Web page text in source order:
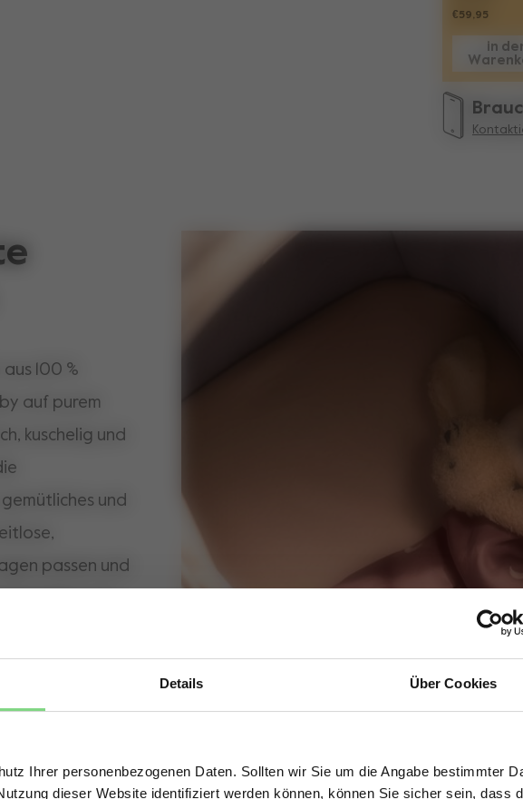
Details Über Cookies
Ihrer personenbezogenen Daten. Sollten wir Sie um die Angabe bestimmter
dieser Website identifiziert werden können, können Sie sicher sein, dass
€59,95
in
100 %
auf purem
kuschelig und
und
passen und
und
in einem. In
und
perfekte